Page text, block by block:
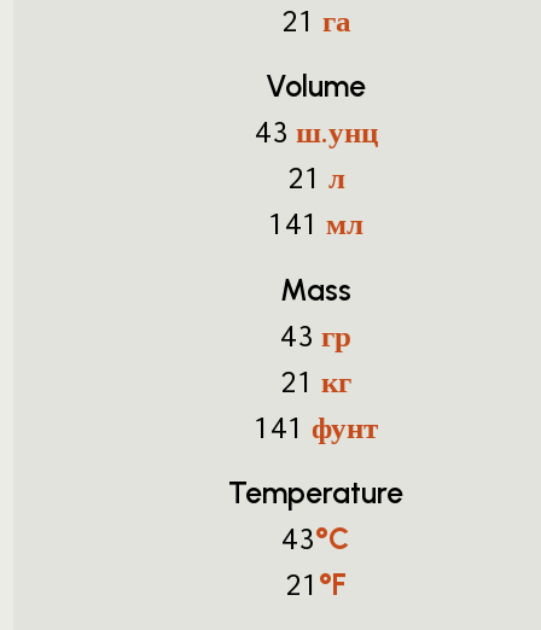
21 га
Volume
43 ш.унц
21 л
141 мл
Mass
43 гр
21 кг
141 фунт
Temperature
43°C
21 °F